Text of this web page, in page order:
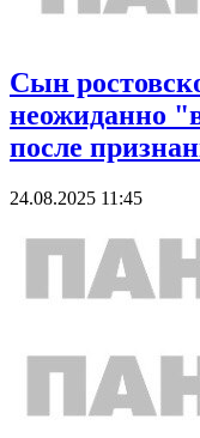
Сын
неожиданно
после
24.08.2025 11:45